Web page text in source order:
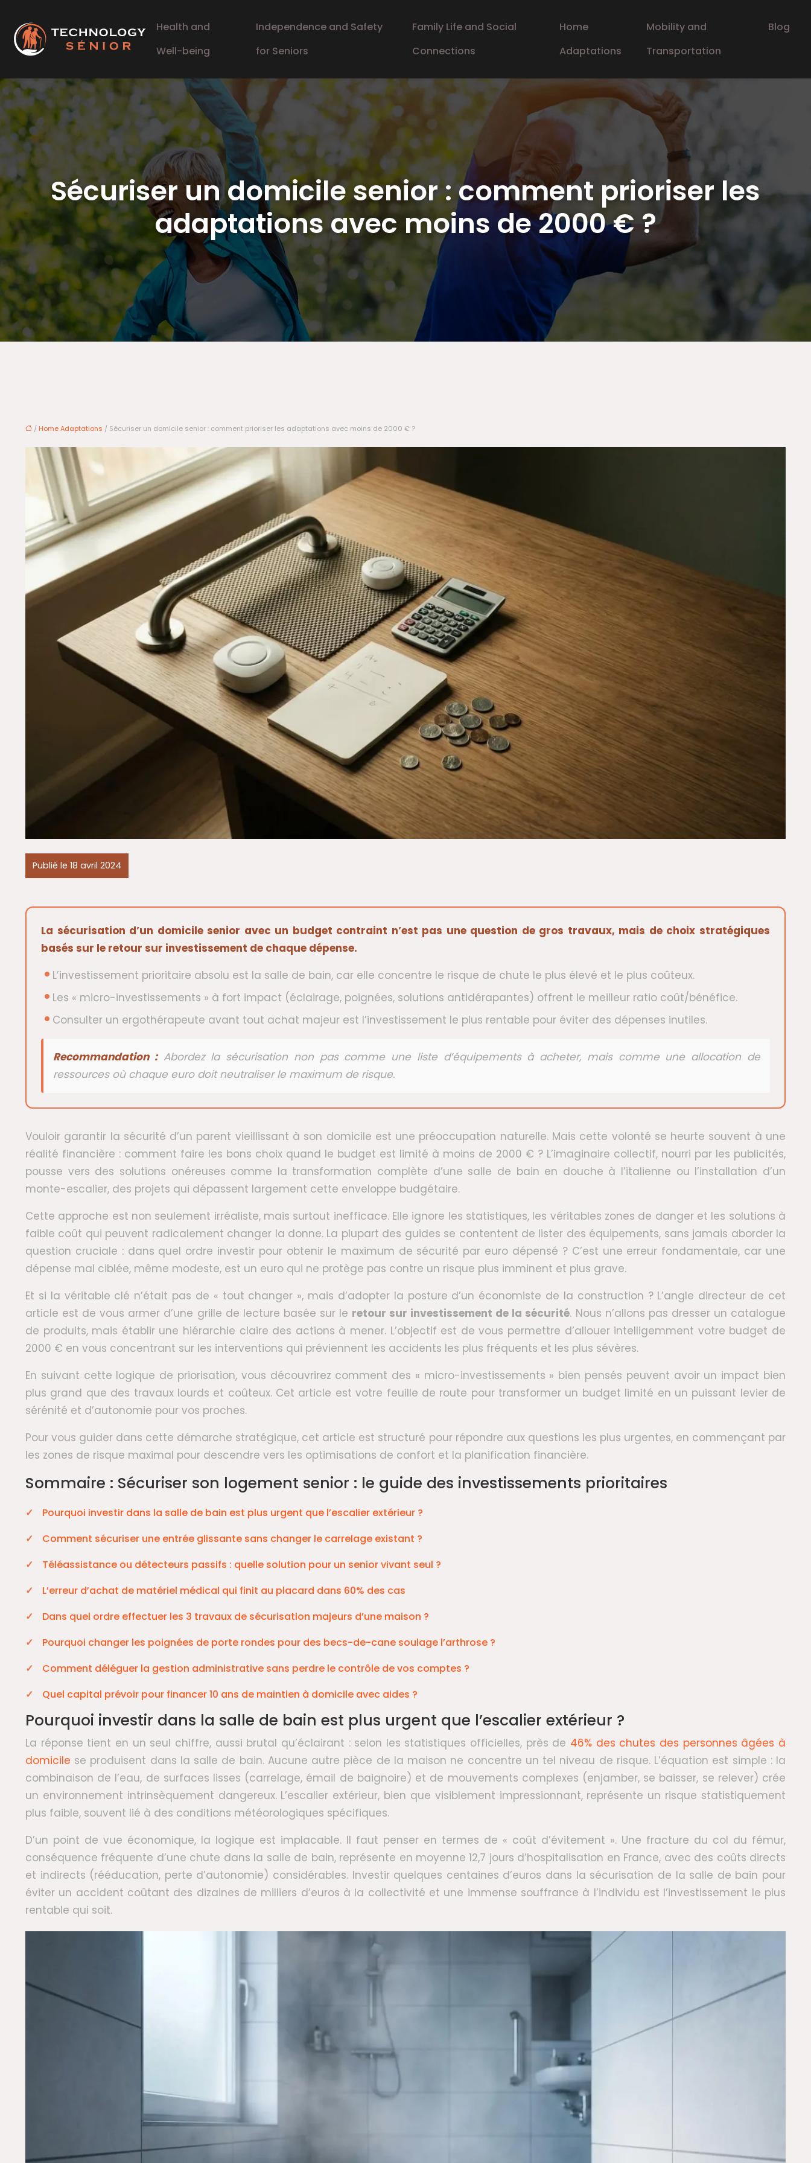
Health and
Well-being
Independence and Safety
for Seniors
Family Life and Social
Connections
Home
Adaptations
Mobility and
Transportation
Blog
Sécuriser un domicile senior : comment prioriser les
adaptations avec moins de 2000 € ?
/ Home Adaptations / Sécuriser un domicile senior : comment prioriser les adaptations avec moins de 2000 € ?
Publié le 18 avril 2024
La sécurisation d’un domicile senior avec un budget contraint n’est pas une question de gros travaux, mais de choix stratégiques
basés sur le retour sur investissement de chaque dépense.
L’investissement prioritaire absolu est la salle de bain, car elle concentre le risque de chute le plus élevé et le plus coûteux.
Les « micro-investissements » à fort impact (éclairage, poignées, solutions antidérapantes) offrent le meilleur ratio coût/bénéfice.
Consulter un ergothérapeute avant tout achat majeur est l’investissement le plus rentable pour éviter des dépenses inutiles.
Recommandation :Abordez la sécurisation non pas comme une liste d’équipements à acheter, mais comme une allocation de
ressources où chaque euro doit neutraliser le maximum de risque.
Vouloir garantir la sécurité d’un parent vieillissant à son domicile est une préoccupation naturelle. Mais cette volonté se heurte souvent à une
réalité financière : comment faire les bons choix quand le budget est limité à moins de 2000 € ? L’imaginaire collectif, nourri par les publicités,
pousse vers des solutions onéreuses comme la transformation complète d’une salle de bain en douche à l’italienne ou l’installation d’un
monte-escalier, des projets qui dépassent largement cette enveloppe budgétaire.
Cette approche est non seulement irréaliste, mais surtout inefficace. Elle ignore les statistiques, les véritables zones de danger et les solutions à
faible coût qui peuvent radicalement changer la donne. La plupart des guides se contentent de lister des équipements, sans jamais aborder la
question cruciale : dans quel ordre investir pour obtenir le maximum de sécurité par euro dépensé ? C’est une erreur fondamentale, car une
dépense mal ciblée, même modeste, est un euro qui ne protège pas contre un risque plus imminent et plus grave.
Et si la véritable clé n’était pas de « tout changer », mais d’adopter la posture d’un économiste de la construction ? L’angle directeur de cet
article est de vous armer d’une grille de lecture basée sur le retour sur investissement de la sécurité. Nous n’allons pas dresser un catalogue
de produits, mais établir une hiérarchie claire des actions à mener. L’objectif est de vous permettre d’allouer intelligemment votre budget de
2000 € en vous concentrant sur les interventions qui préviennent les accidents les plus fréquents et les plus sévères.
En suivant cette logique de priorisation, vous découvrirez comment des « micro-investissements » bien pensés peuvent avoir un impact bien
plus grand que des travaux lourds et coûteux. Cet article est votre feuille de route pour transformer un budget limité en un puissant levier de
sérénité et d’autonomie pour vos proches.
Pour vous guider dans cette démarche stratégique, cet article est structuré pour répondre aux questions les plus urgentes, en commençant par
les zones de risque maximal pour descendre vers les optimisations de confort et la planification financière.
Sommaire : Sécuriser son logement senior : le guide des investissements prioritaires
Pourquoi investir dans la salle de bain est plus urgent que l’escalier extérieur ?
Comment sécuriser une entrée glissante sans changer le carrelage existant ?
Téléassistance ou détecteurs passifs : quelle solution pour un senior vivant seul ?
L’erreur d’achat de matériel médical qui finit au placard dans 60% des cas
Dans quel ordre effectuer les 3 travaux de sécurisation majeurs d’une maison ?
Pourquoi changer les poignées de porte rondes pour des becs-de-cane soulage l’arthrose ?
Comment déléguer la gestion administrative sans perdre le contrôle de vos comptes ?
Quel capital prévoir pour financer 10 ans de maintien à domicile avec aides ?
Pourquoi investir dans la salle de bain est plus urgent que l’escalier extérieur ?
La réponse tient en un seul chiffre, aussi brutal qu’éclairant : selon les statistiques officielles, près de 46% des chutes des personnes âgées à
domicile se produisent dans la salle de bain. Aucune autre pièce de la maison ne concentre un tel niveau de risque. L’équation est simple : la
combinaison de l’eau, de surfaces lisses (carrelage, émail de baignoire) et de mouvements complexes (enjamber, se baisser, se relever) crée
un environnement intrinsèquement dangereux. L’escalier extérieur, bien que visiblement impressionnant, représente un risque statistiquement
plus faible, souvent lié à des conditions météorologiques spécifiques.
D’un point de vue économique, la logique est implacable. Il faut penser en termes de « coût d’évitement ». Une fracture du col du fémur,
conséquence fréquente d’une chute dans la salle de bain, représente en moyenne 12,7 jours d’hospitalisation en France, avec des coûts directs
et indirects (rééducation, perte d’autonomie) considérables. Investir quelques centaines d’euros dans la sécurisation de la salle de bain pour
éviter un accident coûtant des dizaines de milliers d’euros à la collectivité et une immense souffrance à l’individu est l’investissement le plus
rentable qui soit.